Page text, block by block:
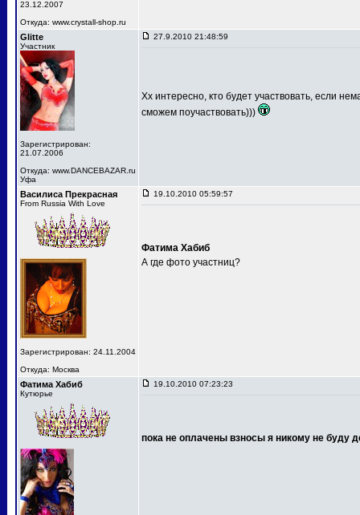
23.12.2007
Откуда: www.crystall-shop.ru
Glitte
Участник
Зарегистрирован:
21.07.2006
Откуда: www.DANCEBAZAR.ru
Уфа
27.9.2010 21:48:59
Хх интересно, кто будет участвовать, если
сможем поучаствовать)))
Василиса Прекрасная
From Russia With Love
Зарегистрирован: 24.11.2004
Откуда: Москва
19.10.2010 05:59:57
Фатима Хабиб
А где фото участниц?
Фатима Хабиб
Кутюрье
19.10.2010 07:23:23
пока не оплачены взносы я никому не буду